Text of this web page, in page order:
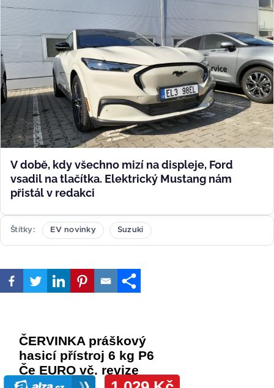
V době, kdy všechno mizí na displeje, Ford
vsadil na tlačítka. Elektrický Mustang nám
přistál v redakci
Štítky EV novinky Suzuki